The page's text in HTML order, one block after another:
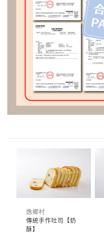
逸鄉村
傳統手作吐司【奶
酥】